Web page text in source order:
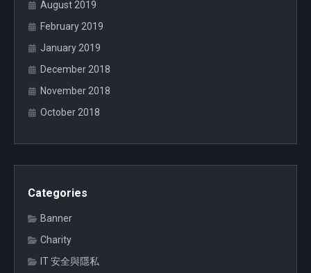
August 2019
February 2019
January 2019
December 2018
November 2018
October 2018
Categories
Banner
Charity
IT 安全與隱私